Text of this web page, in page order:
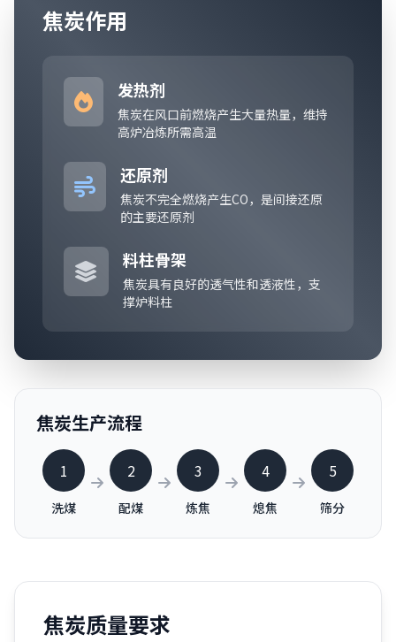
焦炭作用
发热剂
焦炭在风口前燃烧产生大量热量，维持
高炉冶炼所需高温
还原剂
焦炭不完全燃烧产生CO，是间接还原
的主要还原剂
料柱骨架
焦炭具有良好的透气性和透液性，支
撑炉料柱
焦炭生产流程
1
洗煤
2
配煤
3
炼焦
4
熄焦
5
筛分
焦炭质量要求